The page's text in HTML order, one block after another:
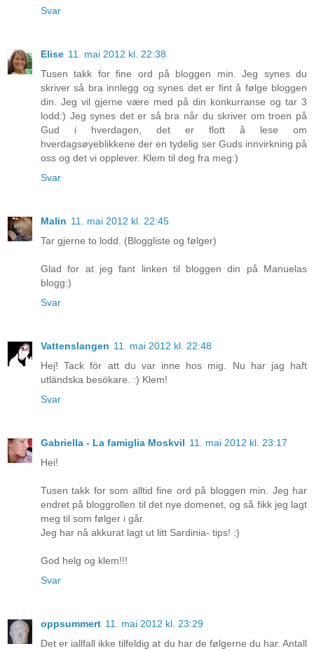
Svar
Elise 11. mai 2012 kl. 22:38
Tusen takk for fine ord på bloggen min. Jeg synes du
skriver så bra innlegg og synes det er fint å følge bloggen
din. Jeg vil gjerne være med på din konkurranse og tar 3
lodd:) Jeg synes det er så bra når du skriver om troen på
Gud i hverdagen, det er flott å lese om
hverdagsøyeblikkene der en tydelig ser Guds innvirkning på
oss og det vi opplever. Klem til deg fra meg:)
Svar
Malin 11. mai 2012 kl. 22:45
Tar gjerne to lodd. (Bloggliste og følger)
Glad for at jeg fant linken til bloggen din på Manuelas
blogg:)
Svar
Vattenslangen 11. mai 2012 kl. 22:48
Hej! Tack för att du var inne hos mig. Nu har jag haft
utländska besökare. :) Klem!
Svar
Gabriella - La famiglia Moskvil 11. mai 2012 kl. 23:17
Hei!
Tusen takk for som alltid fine ord på bloggen min. Jeg har
endret på bloggrollen til det nye domenet, og så fikk jeg lagt
meg til som følger i går.
Jeg har nå akkurat lagt ut litt Sardinia- tips! :)
God helg og klem!!!
Svar
oppsummert 11. mai 2012 kl. 23:29
Det er iallfall ikke tilfeldig at du har de følgerne du har. Antall